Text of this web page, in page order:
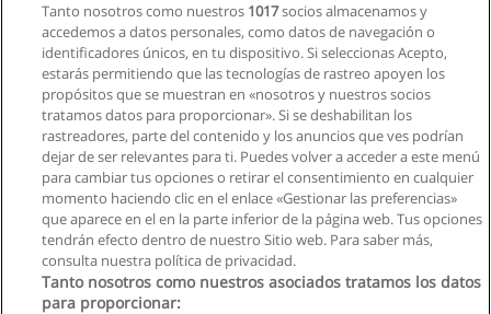
Tanto nosotros como nuestros 1017socios almacenamos y
accedemos a datos personales, como datos de navegación o
identificadores únicos, en tu dispositivo. Si seleccionas Acepto,
estarás permitiendo que las tecnologías de rastreo apoyen los
propósitos que se muestran en «nosotros y nuestros socios
tratamos datos para proporcionar». Si se deshabilitan los
rastreadores, parte del contenido y los anuncios que ves podrían
dejar de ser relevantes para ti. Puedes volver a acceder a este menú
para cambiar tus opciones o retirar el consentimiento en cualquier
momento haciendo clic en el enlace «Gestionar las preferencias»
que aparece en el en la parte inferior de la página web. Tus opciones
tendrán efecto dentro de nuestro Sitio web. Para saber más,
consulta nuestra política de privacidad.
Tanto nosotros como nuestros asociados tratamos los datos
para proporcionar: